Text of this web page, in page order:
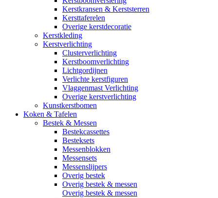
Kerstkransen & Kerststerren
Kersttaferelen
Overige kerstdecoratie
Kerstkleding
Kerstverlichting
Clusterverlichting
Kerstboomverlichting
Lichtgordijnen
Verlichte kerstfiguren
Vlaggenmast Verlichting
Overige kerstverlichting
Kunstkerstbomen
Koken & Tafelen
Bestek & Messen
Bestekcassettes
Besteksets
Messenblokken
Messensets
Messenslijpers
Overig bestek
Overig bestek & messen
Overig bestek & messen